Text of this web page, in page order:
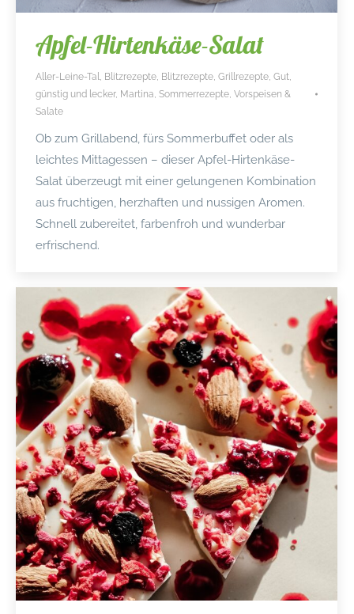
Apfel-Hirtenkäse-Salat
Aller-Leine-Tal, Blitzrezepte, Blitzrezepte, Grillrezepte, Gut,
günstig und lecker, Martina, Sommerrezepte, Vorspeisen &
Salate
Ob zum Grillabend, fürs Sommerbuffet oder als
leichtes Mittagessen – dieser Apfel-Hirtenkäse-
Salat überzeugt mit einer gelungenen Kombination
aus fruchtigen, herzhaften und nussigen Aromen.
Schnell zubereitet, farbenfroh und wunderbar
erfrischend.